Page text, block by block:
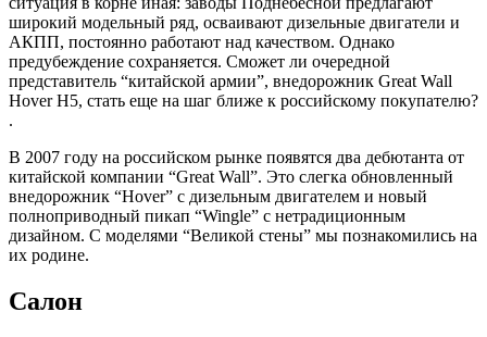
широкий модельный ряд, осваивают дизельные двигатели и
АКПП, постоянно работают над качеством. Однако
предубеждение сохраняется. Сможет ли очередной
представитель “китайской армии”, внедорожник Great Wall
Hover H5, стать еще на шаг ближе к российскому покупателю?
.
В 2007 году на российском рынке появятся два дебютанта от
китайской компании “Great Wall”. Это слегка обновленный
внедорожник “Hover” с дизельным двигателем и новый
полноприводный пикап “Wingle” с нетрадиционным
дизайном. С моделями “Великой стены” мы познакомились на
их родине.
Салон